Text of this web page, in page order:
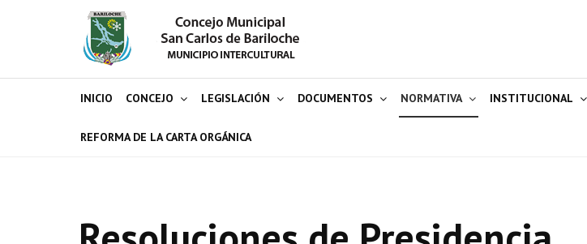
INICIO CONCEJO LEGISLACIÓN DOCUMENTOS NORMATIVA INSTITUCIONAL
REFORMA DE LA CARTA ORGÁNICA